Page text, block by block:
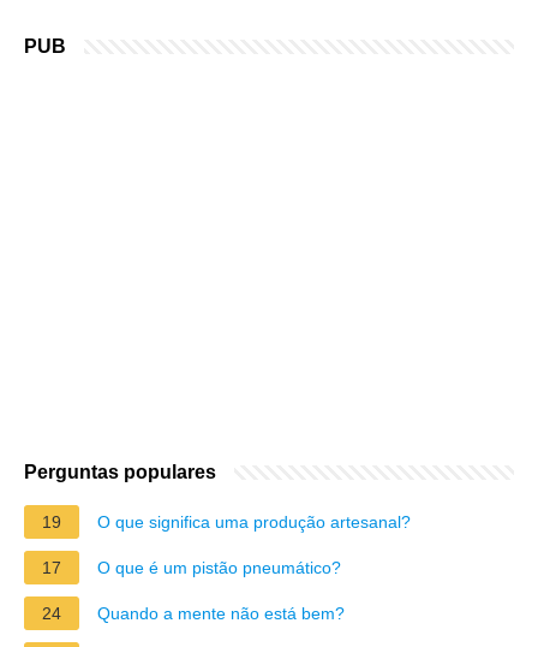
PUB
Perguntas populares
19 O que significa uma produção artesanal?
17 O que é um pistão pneumático?
24 Quando a mente não está bem?